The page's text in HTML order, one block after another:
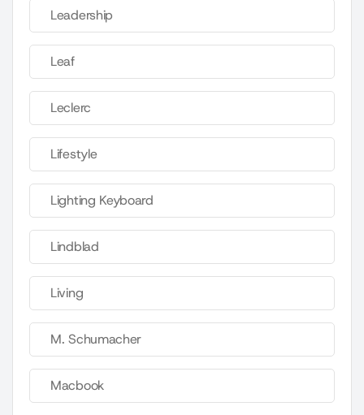
Leadership
Leaf
Leclerc
Lifestyle
Lighting Keyboard
Lindblad
Living
M. Schumacher
Macbook